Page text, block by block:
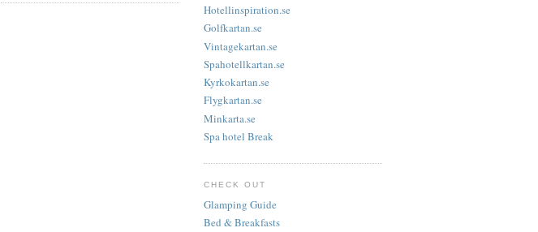
Hotellinspiration.se
Golfkartan.se
Vintagekartan.se
Spahotellkartan.se
Kyrkokartan.se
Flygkartan.se
Minkarta.se
Spa hotel Break
CHECK OUT
Glamping Guide
Bed & Breakfasts